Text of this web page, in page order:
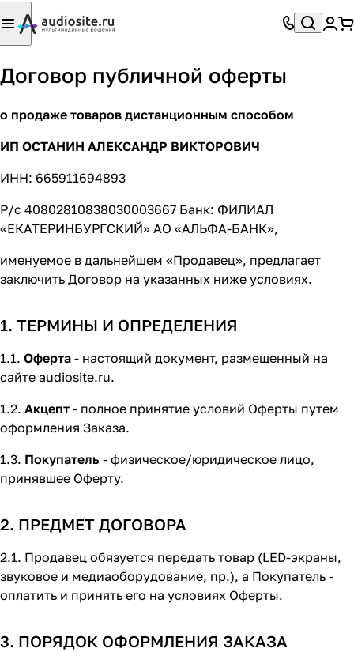
Договор публичной оферты
о продаже товаров дистанционным способом
ИП ОСТАНИН АЛЕКСАНДР ВИКТОРОВИЧ
ИНН: 665911694893
Р/с 40802810838030003667 Банк: ФИЛИАЛ
«ЕКАТЕРИНБУРГСКИЙ» АО «АЛЬФА-БАНК»,
именуемое в дальнейшем «Продавец», предлагает
заключить Договор на указанных ниже условиях.
1. ТЕРМИНЫ И ОПРЕДЕЛЕНИЯ
1.1. Оферта - настоящий документ, размещенный на
сайте audiosite.ru.
1.2. Акцепт - полное принятие условий Оферты путем
оформления Заказа.
1.3. Покупатель - физическое/юридическое лицо,
принявшее Оферту.
2. ПРЕДМЕТ ДОГОВОРА
2.1. Продавец обязуется передать товар (LED-экраны,
звуковое и медиаоборудование, пр.), а Покупатель -
оплатить и принять его на условиях Оферты.
3. ПОРЯДОК ОФОРМЛЕНИЯ ЗАКАЗА